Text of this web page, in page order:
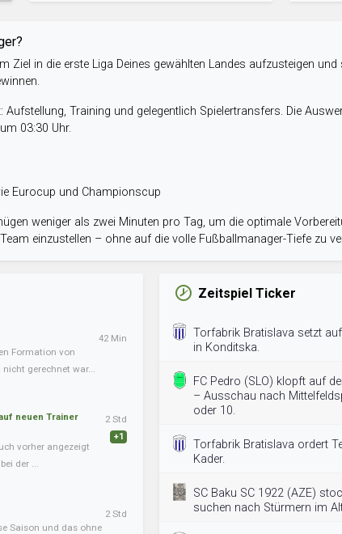
Ziel in die erste Liga Deines gewählten Landes aufzusteigen und
Training und gelegentlich Spielertransfers. Die
03:30 Uhr.
Eurocup und Championscup
weniger als zwei Minuten pro Tag, um die optimale
einzustellen – ohne auf die volle Fußballmanager-Tiefe zu
Formation von
gerechnet war...
42 Min
neuen Trainer
vorher angezeigt
der ...
2 Std
+1
Saison und das ohne
2 Std
Zeitspiel Ticker
Torfabrik Bratislava setzt
in Konditska.
FC Pedro (SLO) klopft auf
– Ausschau nach
oder 10.
Torfabrik Bratislava ordert
Kader.
SC Baku SC 1922 (AZE)
suchen nach Stürmern im